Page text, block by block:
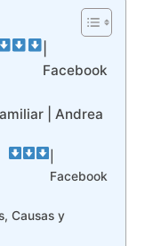
Facebook
| Andrea
Facebook
Causas y